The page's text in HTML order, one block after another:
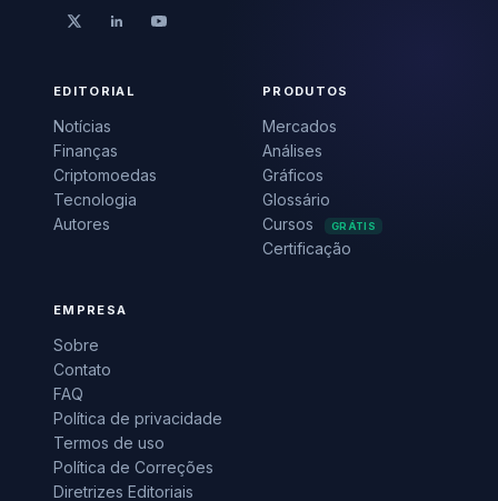
EDITORIAL
Notícias
Finanças
Criptomoedas
Tecnologia
Autores
PRODUTOS
Mercados
Análises
Gráficos
Glossário
Cursos
GRÁTIS
Certificação
EMPRESA
Sobre
Contato
FAQ
Política de privacidade
Termos de uso
Política de Correções
Diretrizes Editoriais